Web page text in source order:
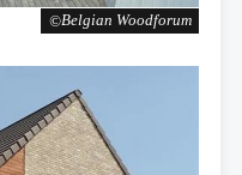
Belgian Woodforum